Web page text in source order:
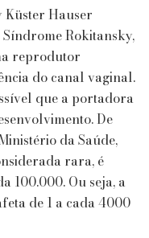
Hauser
Rokitansky,
reprodutor
do canal vaginal.
que a portadora
De
da Saúde,
rara, é
100.000. Ou seja, a
de 1 a cada 4000